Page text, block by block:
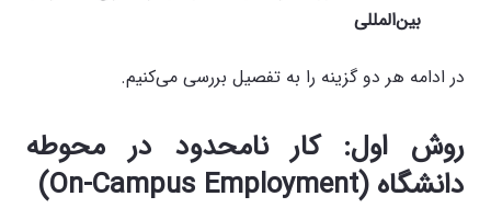
بین‌المللی
در ادامه هر دو گزینه را به تفصیل بررسی می‌کنیم.
روش اول: کار نامحدود در محوطه
دانشگاه (On-Campus Employment)